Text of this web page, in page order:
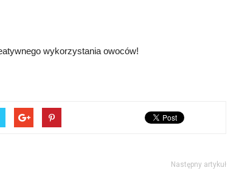
wykorzystania owoców!
Następny artykuł